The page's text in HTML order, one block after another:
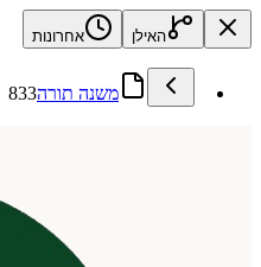
האילן אחרונות
משנה תורה833